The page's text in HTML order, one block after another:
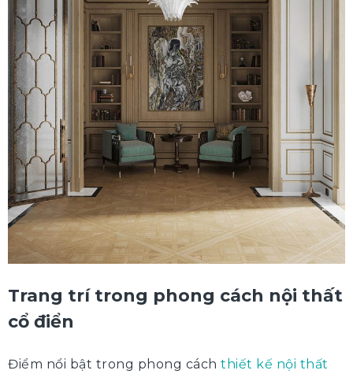
Trang trí trong phong cách nội thất
cổ điển
Điểm nổi bật trong phong cách thiết kế nội thất